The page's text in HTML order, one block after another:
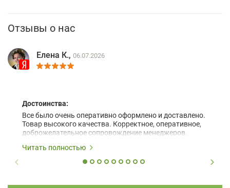
Отзывы о нас
Елена К., 06.07.2026
Достоинства:
Все было очень оперативно оформлено и доставлено.
Товар высокого качества. Корректное, оперативное,
доброжелательное сопровождение менеджеров.
Читать полностью